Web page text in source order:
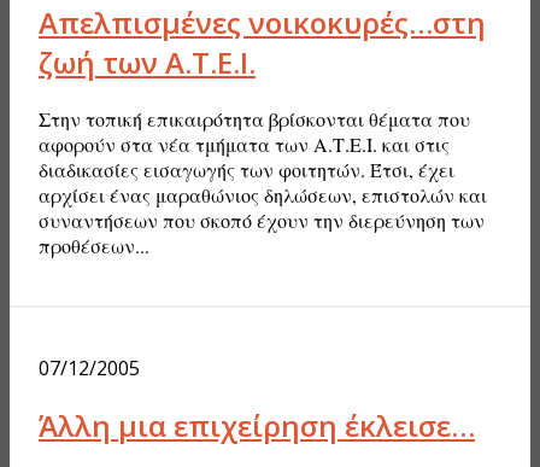
Απελπισμένες νοικοκυρές…στη
ζωή των Α.Τ.Ε.Ι.
Στην τοπική επικαιρότητα βρίσκονται θέματα που
αφορούν στα νέα τμήματα των Α.Τ.Ε.Ι. και στις
διαδικασίες εισαγωγής των φοιτητών. Έτσι, έχει
αρχίσει ένας μαραθώνιος δηλώσεων, επιστολών και
συναντήσεων που σκοπό έχουν την διερεύνηση των
προθέσεων...
07/12/2005
Άλλη μια επιχείρηση έκλεισε…